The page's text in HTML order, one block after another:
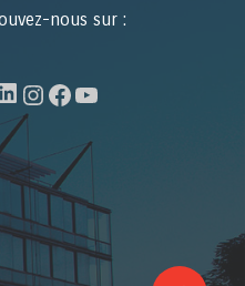
nous sur :
LinkedIn
Instagram
Facebook